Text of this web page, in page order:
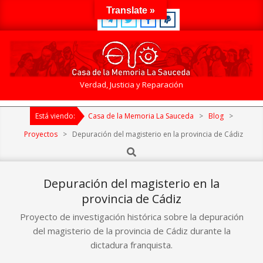
de
Memoria
Sauceda
Verdad, Justicia y Reparación
Primary
NavigationEstá viendo: Casa de la Memoria La Sauceda > Blog >
Proyectos
> Depuración del magisterio en la provincia de Cádiz
Search
Depuración del magisterio en la
provincia de Cádiz
Proyecto de investigación histórica sobre la depuración
del magisterio de la provincia de Cádiz durante la
dictadura franquista.
Translate »